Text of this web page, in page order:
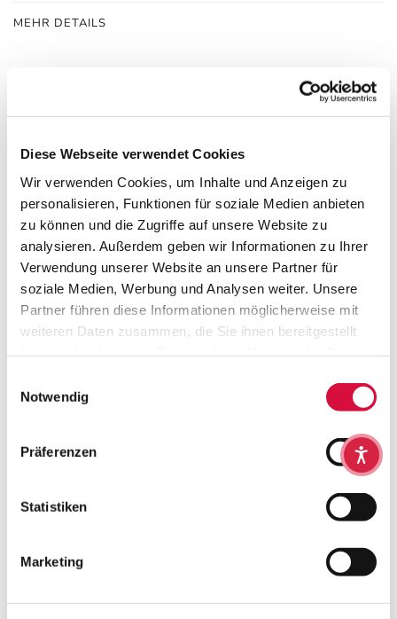
Diese Webseite verwendet Cookies
Wir verwenden Cookies, um Inhalte und Anzeigen zu
personalisieren, Funktionen für soziale Medien anbieten
zu können und die Zugriffe auf unsere Website zu
analysieren. Außerdem geben wir Informationen zu Ihrer
Verwendung unserer Website an unsere Partner für
soziale Medien, Werbung und Analysen weiter. Unsere
Partner führen diese Informationen möglicherweise mit
weiteren Daten zusammen, die Sie ihnen bereitgestellt
Cookies, wenn Sie unsere Webseite weiterhin nutzen.
Notwendig
Präferenzen
Statistiken
Marketing
MEHR DETAILS
Lebensknotenpunkte